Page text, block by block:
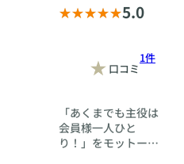
5.0
口コミ
1件
「あくまでも主役は
会員様一人ひと
り！」をモットー